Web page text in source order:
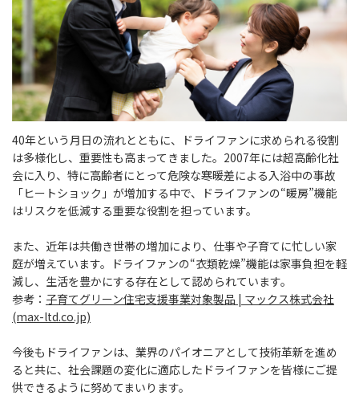
40年という月日の流れとともに、ドライファンに求められる役割
は多様化し、重要性も高まってきました。2007年には超高齢化社
会に入り、特に高齢者にとって危険な寒暖差による入浴中の事故
「ヒートショック」が増加する中で、ドライファンの“暖房”機能
はリスクを低減する重要な役割を担っています。
また、近年は共働き世帯の増加により、仕事や子育てに忙しい家
庭が増えています。ドライファンの“衣類乾燥”機能は家事負担を軽
減し、生活を豊かにする存在として認められています。
参考： 子育てグリーン住宅支援事業対象製品 | マックス株式会社
(max-ltd.co.jp)
今後もドライファンは、業界のパイオニアとして技術革新を進め
ると共に、社会課題の変化に適応したドライファンを皆様にご提
供できるように努めてまいります。